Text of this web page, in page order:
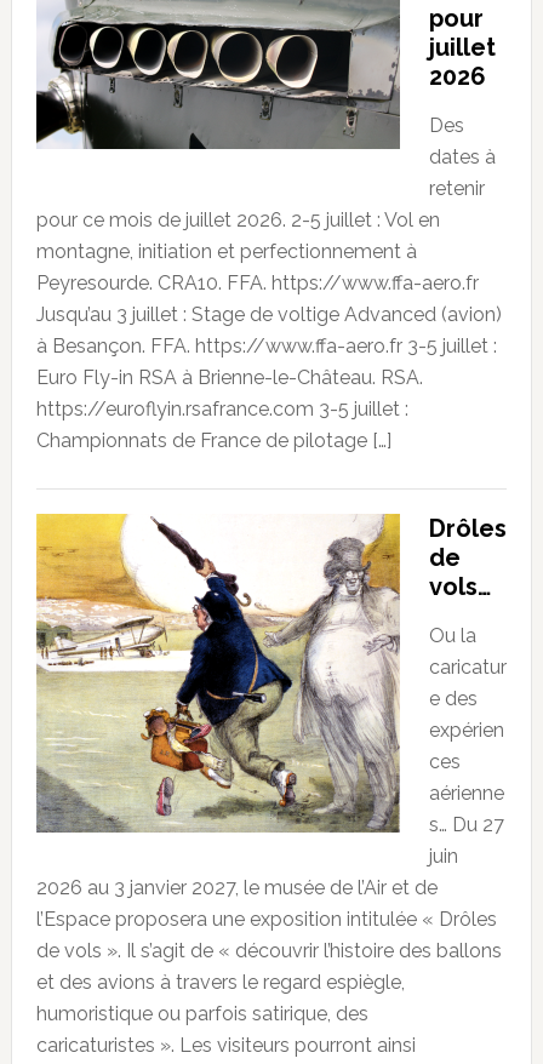
pour
juillet
2026
Des
dates à
retenir
pour ce mois de juillet 2026. 2-5 juillet : Vol en
montagne, initiation et perfectionnement à
Peyresourde. CRA10. FFA. https://www.ffa-aero.fr
Jusqu’au 3 juillet : Stage de voltige Advanced (avion)
à Besançon. FFA. https://www.ffa-aero.fr 3-5 juillet :
Euro Fly-in RSA à Brienne-le-Château. RSA.
https://euroflyin.rsafrance.com 3-5 juillet :
Championnats de France de pilotage […]
Drôles
de
vols…
Ou la
caricatur
e des
expérien
ces
aérienne
s… Du 27
juin
2026 au 3 janvier 2027, le musée de l’Air et de
l’Espace proposera une exposition intitulée « Drôles
de vols ». Il s’agit de « découvrir l’histoire des ballons
et des avions à travers le regard espiègle,
humoristique ou parfois satirique, des
caricaturistes ». Les visiteurs pourront ainsi